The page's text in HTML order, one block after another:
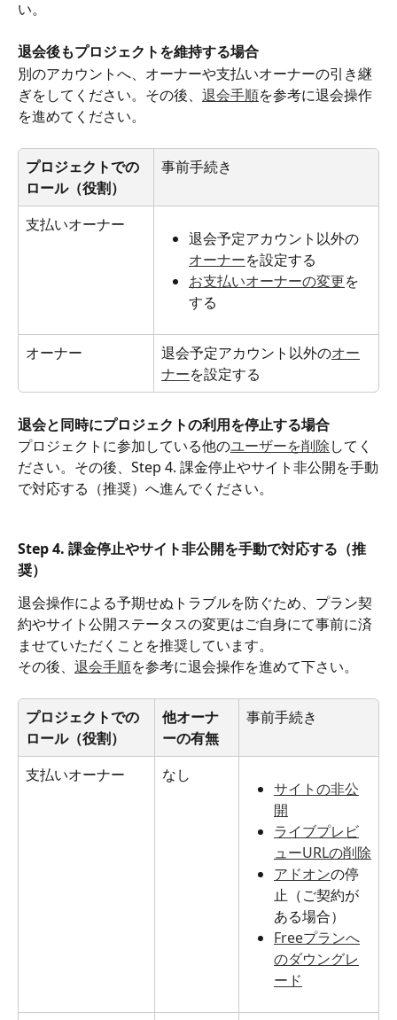
い。
退会後もプロジェクトを維持する場合
別のアカウントへ、オーナーや支払いオーナーの引き継
ぎをしてください。その後、 退会手順を参考に退会操作
を進めてください。
プロジェクトでの
ロール（役割）
事前手続き
支払いオーナー
退会予定アカウント以外の
オーナーを設定する
お支払いオーナーの変更を
する
オーナー 退会予定アカウント以外のオー
ナーを設定する
退会と同時にプロジェクトの利用を停止する場合
プロジェクトに参加している他のユーザーを削除してく
ださい。その後、Step 4. 課金停止やサイト非公開を手動
で対応する（推奨）へ進んでください。
Step 4. 課金停止やサイト非公開を手動で対応する（推
奨）
退会操作による予期せぬトラブルを防ぐため、プラン契
約やサイト公開ステータスの変更はご自身にて事前に済
ませていただくことを推奨しています。
その後、 退会手順を参考に退会操作を進めて下さい。
プロジェクトでの
ロール（役割）
他オーナ
ーの有無
事前手続き
支払いオーナー なし
サイトの非公
開
ライブプレビ
ューURLの削除
アドオンの停
止（ご契約が
ある場合）
Freeプランへ
のダウングレ
ード